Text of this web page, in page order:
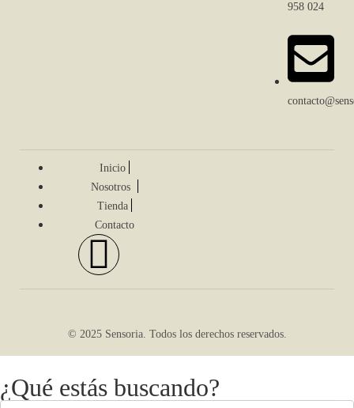
958 024
Inicio
Nosotros
Tienda
Contacto
© 2025 Sensoria. Todos los derechos reservados.
¿Qué estás buscando?